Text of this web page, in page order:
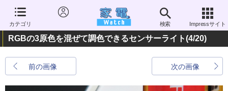
カテゴリ 検索 Impressサイト
RGBの3原色を混ぜて調色できるセンサーライト(4/20)
前の画像 次の画像